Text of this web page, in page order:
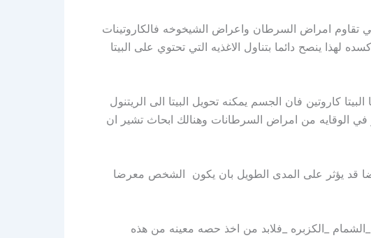
تقاوم امراض السرطان واعراض الشيخوخه فالكاروتينات
لهذا ينصح دائما بتناول الاغذيه التي تحتوي على البيتا
كاروتين فان الجسم يمكنه تحويل البيتا الى الريتنول
في الوقايه من امراض السرطانات وهنالك ابحاث تشير ان
قد يؤثر على المدى الطويل بان يكون الشخص معرضا
_الشمام _الكزبره _فلابد من اخذ حصه معينه من هذه